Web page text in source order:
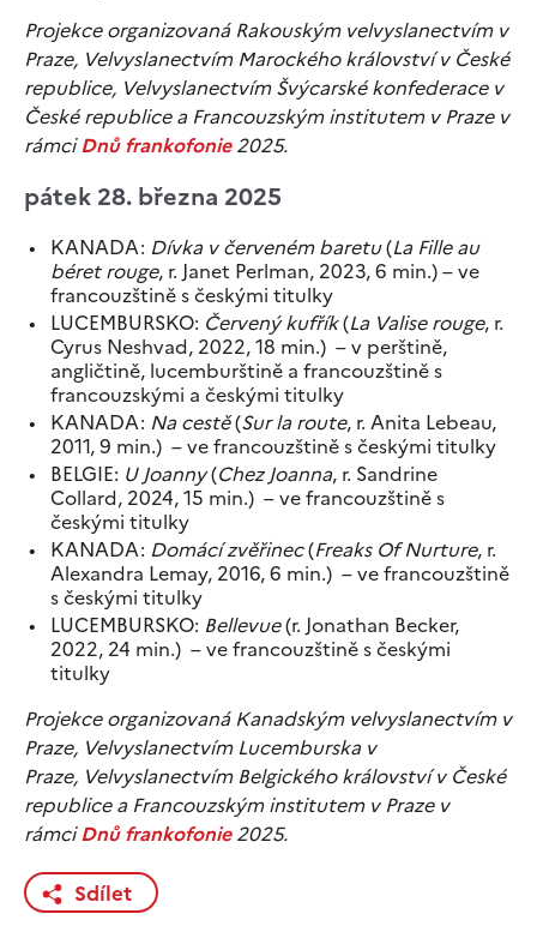
Projekce organizovaná Rakouským velvyslanectvím v
Praze, Velvyslanectvím Marockého království v České
republice, Velvyslanectvím Švýcarské konfederace v
České republice a Francouzským institutem v Praze v
rámciDnů frankofonie2025.
pátek 28. března 2025
KANADA: Dívka v červeném baretu(La Fille au
béret rouge, r. Janet Perlman, 2023, 6 min.) – ve
francouzštině s českými titulky
LUCEMBURSKO: Červený kufřík(La Valise rouge, r.
Cyrus Neshvad, 2022, 18 min.) – v perštině,
angličtině, lucemburštině a francouzštině s
francouzskými a českými titulky
KANADA: Na cestě(Sur la route, r. Anita Lebeau,
2011, 9 min.) – ve francouzštině s českými titulky
BELGIE: U Joanny(Chez Joanna, r. Sandrine
Collard, 2024, 15 min.) – ve francouzštině s
českými titulky
KANADA: Domácí zvěřinec(Freaks Of Nurture, r.
Alexandra Lemay, 2016, 6 min.) – ve francouzštině
s českými titulky
LUCEMBURSKO: Bellevue(r. Jonathan Becker,
2022, 24 min.) – ve francouzštině s českými
titulky
Projekce organizovaná Kanadským velvyslanectvím v
Praze, Velvyslanectvím Lucemburska v
Praze, Velvyslanectvím Belgického království v České
republice a Francouzským institutem v Praze v
rámciDnů frankofonie2025.
Sdílet